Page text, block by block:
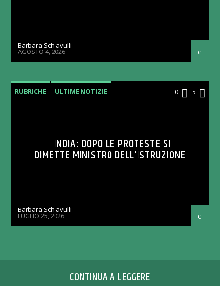
Barbara Schiavulli
AGOSTO 4, 2026
RUBRICHE ULTIME NOTIZIE 0 5
INDIA: DOPO LE PROTESTE SI
DIMETTE MINISTRO DELL’ISTRUZIONE
Barbara Schiavulli
LUGLIO 25, 2026
CONTINUA A LEGGERE